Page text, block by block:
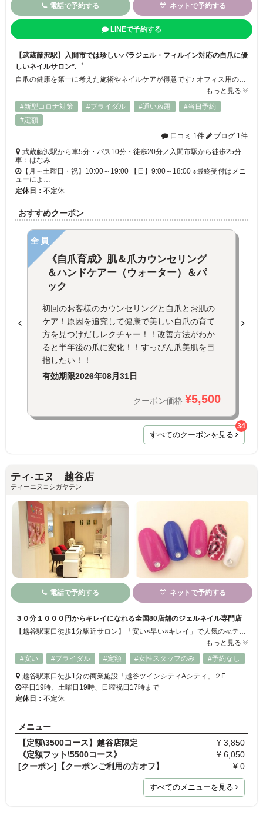
電話で予約する ネットで予約する
LINEで予約する
【武蔵藤沢駅】入間市では珍しいパラジェル・フィルイン対応の自爪に優
しいネイルサロン*.゜
自爪の健康を第一に考えた施術やネイルケアが得意です♪ オフィス用のシンプルで上品なデザインから、イベント用のアートデザインまで、何でもお任せください☆ 今話題のマグネットネイルも大人気！ その他、巻き爪や爪のひび割れ、噛み癖による深爪などでお悩みの方にもご利用いただいています◎ 男性のネイルケアも大歓迎です！ 爪のことなら何でもNail Salon Chatにご相談ください！！
もっと見る
#新型コロナ対策
#ブライダル #通い放題
#当日予約
#定額
口コミ 1件
ブログ 1件
武蔵藤沢駅から車5分・バス10分・徒歩20分／入間市駅から徒歩25分
車：はなみ…
【月～土曜日・祝】10:00～19:00 【日】9:00～18:00 ※最終受付はメニ
ューによ…
定休日： 不定休
おすすめクーポン
全員
《自爪育成》肌＆爪カウンセリング
＆ハンドケアー（ウォーター）＆パ
ック
初回のお客様のカウンセリングと自爪とお肌の
ケア！原因を追究して健康で美しい自爪の育て
方を見つけだしレクチャー！！改善方法がわか
ると半年後の爪に変化！！すっぴん爪美肌を目
指したい！！
有効期限2026年08月31日
クーポン価格 ¥5,500
すべてのクーポンを見る
34
ティ-エヌ 越谷店
ティーエヌコシガヤテン
電話で予約する ネットで予約する
３０分１０００円からキレイになれる全国80店舗のジェルネイル専門店
もっと見る
#安い
#ブライダル #定額 #女性スタッフのみ #予約なし
越谷駅東口徒歩1分の商業施設「越谷ツインシティAシティ」２F
平日19時、土曜日19時、日曜祝日17時まで
定休日： 不定休
メニュー
【定額\3500コース】越谷店限定
¥ 3,850
《定額フット\5500コース》
¥ 6,050
[クーポン]【クーポンご利用の方オフ】
¥ 0
すべてのメニューを見る